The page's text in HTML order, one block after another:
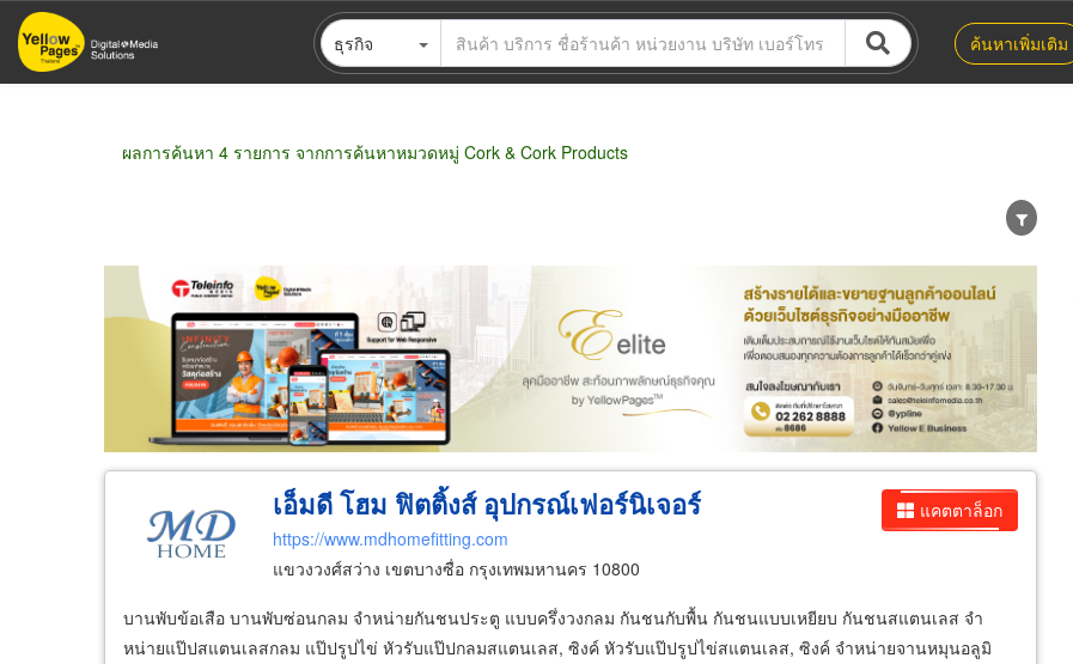
ข้าม
ไป
ธุรกิจ ค้นหาเพิ่มเติม
ผลการค้นหา 4 รายการ จากการค้นหาหมวดหมู่ Cork & Cork Products
ขายส่ง ขายปลีก ผู้ผลิต ตัวแทนจัดจำหน่าย ผู้ส่งออก/นำเข้า ธุรกิจบริการ
แคตตาล็อก
เอ็มดี โฮม ฟิตติ้งส์ อุปกรณ์เฟอร์นิเจอร์
https://www.mdhomefitting.com
แขวงวงศ์สว่าง เขตบางซื่อ กรุงเทพมหานคร 10800
บานพับข้อเสือ บานพับซ่อนกลม จำหน่ายกันชนประตู แบบครึ่งวงกลม กันชนกับพื้น กันชนแบบเหยียบ กันชนสแตนเลส จำ
หน่ายแป๊ปสแตนเลสกลม แป๊ปรูปไข่ หัวรับแป๊ปกลมสแตนเลส, ซิงค์ หัวรับแป๊ปรูปไข่สแตนเลส, ซิงค์ จำหน่ายจานหมุนอลูมิ